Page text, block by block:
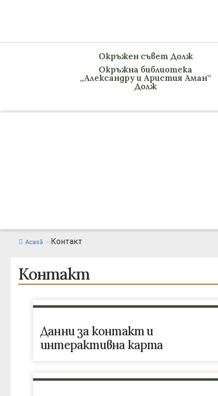
Окръжен съвет Долж
Окръжна библиотека
„Александру и Аристия Аман“
Долж
Acasă > Контакт
Контакт
Данни за контакт и
интерактивна карта